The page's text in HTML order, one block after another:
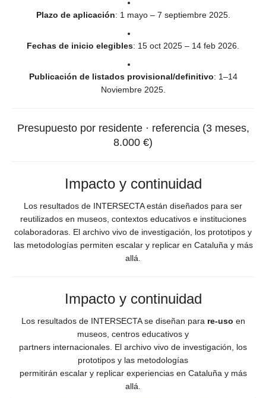
Plazo de aplicación: 1 mayo – 7 septiembre 2025.
Fechas de inicio elegibles: 15 oct 2025 – 14 feb 2026.
Publicación de listados provisional/definitivo: 1–14
Noviembre 2025.
Presupuesto por residente · referencia (3 meses,
8.000 €)
Impacto y continuidad
Los resultados de INTERSECTA están diseñados para ser
reutilizados en museos, contextos educativos e instituciones
colaboradoras. El archivo vivo de investigación, los prototipos y
las metodologías permiten escalar y replicar en Cataluña y más
allá.
Impacto y continuidad
Los resultados de INTERSECTA se diseñan para re-uso en
museos, centros educativos y
partners internacionales. El archivo vivo de investigación, los
prototipos y las metodologías
permitirán escalar y replicar experiencias en Cataluña y más
allá.